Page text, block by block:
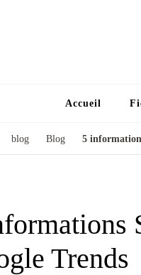
Accueil
blog Blog 5
Trends